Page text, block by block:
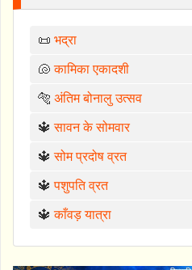
📜 भद्रा
🐚कामिका एकादशी
🐅 अंतिम बोनालु उत्सव
🔱सावन के सोमवार
🔱सोम प्रदोष व्रत
🔱पशुपति व्रत
🔱काँवड़ यात्रा